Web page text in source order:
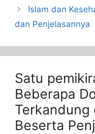
Islam dan
dan Penjelasannya
Satu
Beberapa
Terkandung
Beserta